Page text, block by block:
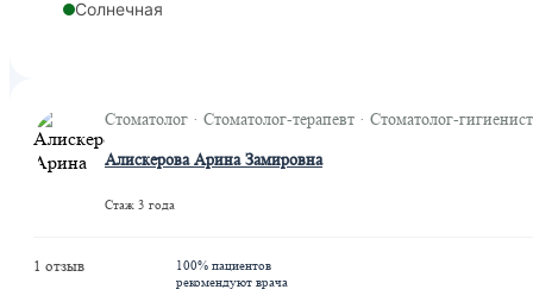
Солнечная
Стоматолог · Стоматолог-терапевт · Стоматолог-гигиенист
Алискерова Арина Замировна
Стаж 3 года
1 отзыв
100% пациентов
рекомендуют врача